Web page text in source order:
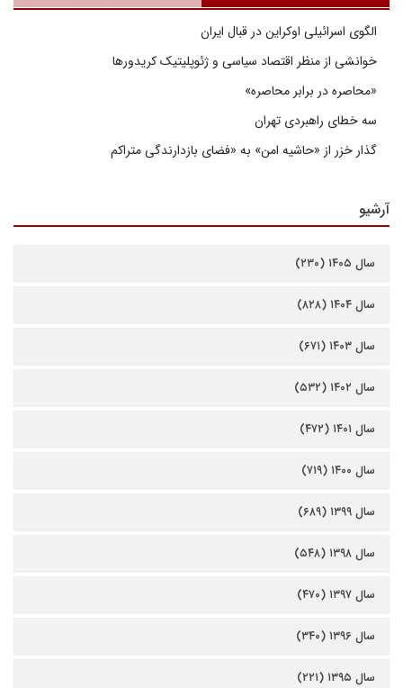
الگوی اسرائیلی اوکراین در قبال ایران
خوانشی از منظر اقتصاد سیاسی و ژئوپلیتیک کریدورها
«محاصره در برابر محاصره»
سه خطای راهبردی تهران
گذار خزر از «حاشیه امن» به «فضای بازدارندگی متراکم
آرشیو
سال ۱۴۰۵ (۲۳۰)
سال ۱۴۰۴ (۸۲۸)
سال ۱۴۰۳ (۶۷۱)
سال ۱۴۰۲ (۵۳۲)
سال ۱۴۰۱ (۴۷۲)
سال ۱۴۰۰ (۷۱۹)
سال ۱۳۹۹ (۶۸۹)
سال ۱۳۹۸ (۵۴۸)
سال ۱۳۹۷ (۴۷۰)
سال ۱۳۹۶ (۳۴۰)
سال ۱۳۹۵ (۲۲۱)